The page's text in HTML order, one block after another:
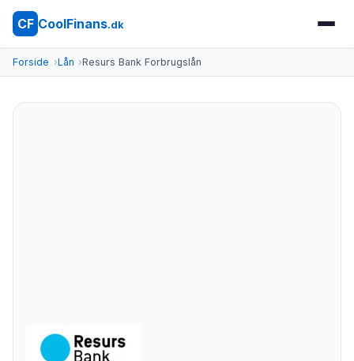
CF CoolFinans.dk
Forside Lån Resurs Bank Forbrugslån